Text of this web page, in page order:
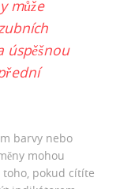
může
úspěšnou
barvy nebo
mohou
toho, pokud cítíte